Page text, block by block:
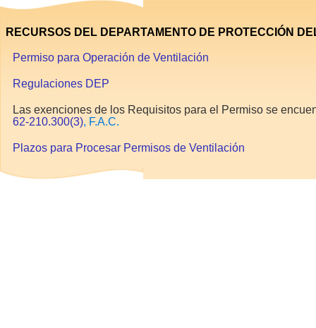
RECURSOS DEL DEPARTAMENTO DE PROTECCIÓN
Permiso para Operación de Ventilación
Regulaciones DEP
Las exenciones de los Requisitos para el Permiso se
62-210.300(3), F.A.C.
Plazos para Procesar Permisos de Ventilación